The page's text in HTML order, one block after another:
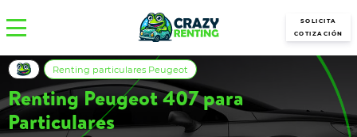
SOLICITA
COTIZACIÓN
Renting Peugeot 407 para
Particulares
Renting particulares Peugeot